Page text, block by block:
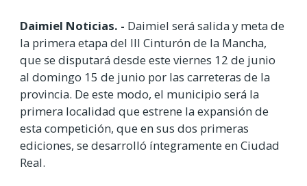
Daimiel Noticias. - Daimiel será salida y meta de
la primera etapa del III Cinturón de la Mancha,
que se disputará desde este viernes 12 de junio
al domingo 15 de junio por las carreteras de la
provincia. De este modo, el municipio será la
primera localidad que estrene la expansión de
esta competición, que en sus dos primeras
ediciones, se desarrolló íntegramente en Ciudad
Real.